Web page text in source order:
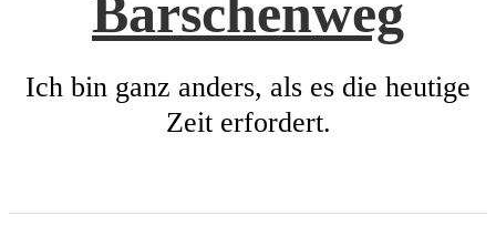
Barschenweg
Ich bin ganz anders, als es die heutige
Zeit erfordert.